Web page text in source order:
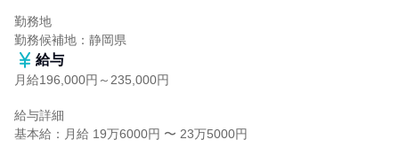
勤務地
勤務候補地：静岡県
給与
月給196,000円～235,000円
給与詳細
基本給：月給 19万6000円 〜 23万5000円